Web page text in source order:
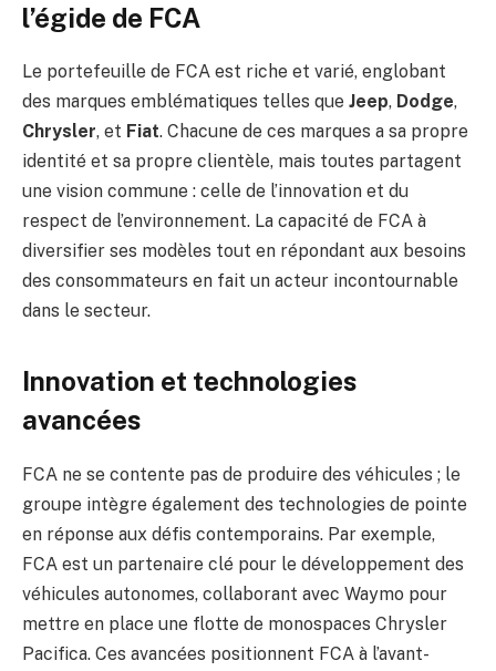
l’égide de FCA
Le portefeuille de FCA est riche et varié, englobant
des marques emblématiques telles que Jeep, Dodge,
Chrysler, et Fiat. Chacune de ces marques a sa propre
identité et sa propre clientèle, mais toutes partagent
une vision commune : celle de l’innovation et du
respect de l’environnement. La capacité de FCA à
diversifier ses modèles tout en répondant aux besoins
des consommateurs en fait un acteur incontournable
dans le secteur.
Innovation et technologies
avancées
FCA ne se contente pas de produire des véhicules ; le
groupe intègre également des technologies de pointe
en réponse aux défis contemporains. Par exemple,
FCA est un partenaire clé pour le développement des
véhicules autonomes, collaborant avec Waymo pour
mettre en place une flotte de monospaces Chrysler
Pacifica. Ces avancées positionnent FCA à l’avant-